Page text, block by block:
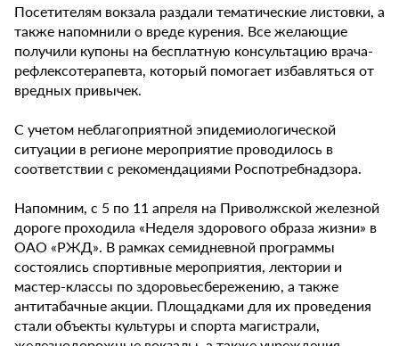
Посетителям вокзала раздали тематические листовки, а
также напомнили о вреде курения. Все желающие
получили купоны на бесплатную консультацию врача-
рефлексотерапевта, который помогает избавляться от
вредных привычек.
С учетом неблагоприятной эпидемиологической
ситуации в регионе мероприятие проводилось в
соответствии с рекомендациями Роспотребнадзора.
Напомним, с 5 по 11 апреля на Приволжской железной
дороге проходила «Неделя здорового образа жизни» в
ОАО «РЖД». В рамках семидневной программы
состоялись спортивные мероприятия, лектории и
мастер-классы по здоровьесбережению, а также
антитабачные акции. Площадками для их проведения
стали объекты культуры и спорта магистрали,